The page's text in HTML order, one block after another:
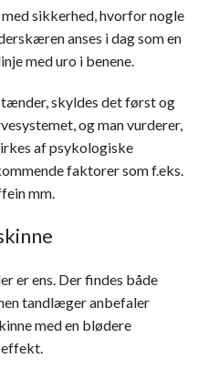
sikkerhed, hvorfor nogle
anses i dag som en
med uro i benene.
skyldes det først og
og man vurderer,
af psykologiske
faktorer som f.eks.
mm.
er ens. Der findes både
tandlæger anbefaler
med en blødere
effekt.